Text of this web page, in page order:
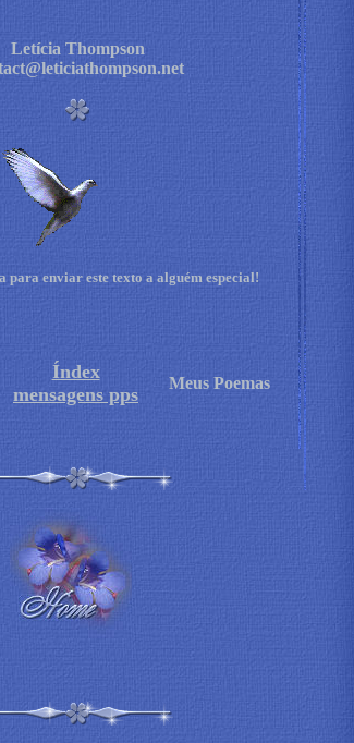
Letícia Thompson
para enviar este texto a alguém especial!
Índex
mensagens pps
Meus Poemas